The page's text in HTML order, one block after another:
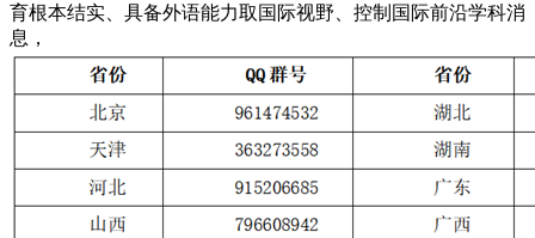
育根本结实、具备外语能力取国际视野、控制国际前沿学科消
息，